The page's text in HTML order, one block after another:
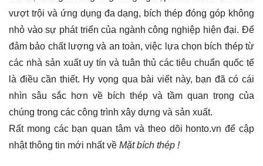
vượt trội và ứng dụng đa dạng, bích thép đóng góp không
nhỏ vào sự phát triển của ngành công nghiệp hiện đại. Để
đảm bảo chất lượng và an toàn, việc lựa chọn bích thép từ
các nhà sản xuất uy tín và tuân thủ các tiêu chuẩn quốc tế
là điều cần thiết. Hy vọng qua bài viết này, bạn đã có cái
nhìn sâu sắc hơn về bích thép và tầm quan trọng của
chúng trong các công trình xây dựng và sản xuất.
Rất mong các bạn quan tâm và theo dõi honto.vn để cập
nhật thông tin mới nhất về Mặt bích thép !